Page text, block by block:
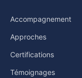
Accompagnement
Approches
Certifications
Témoignages